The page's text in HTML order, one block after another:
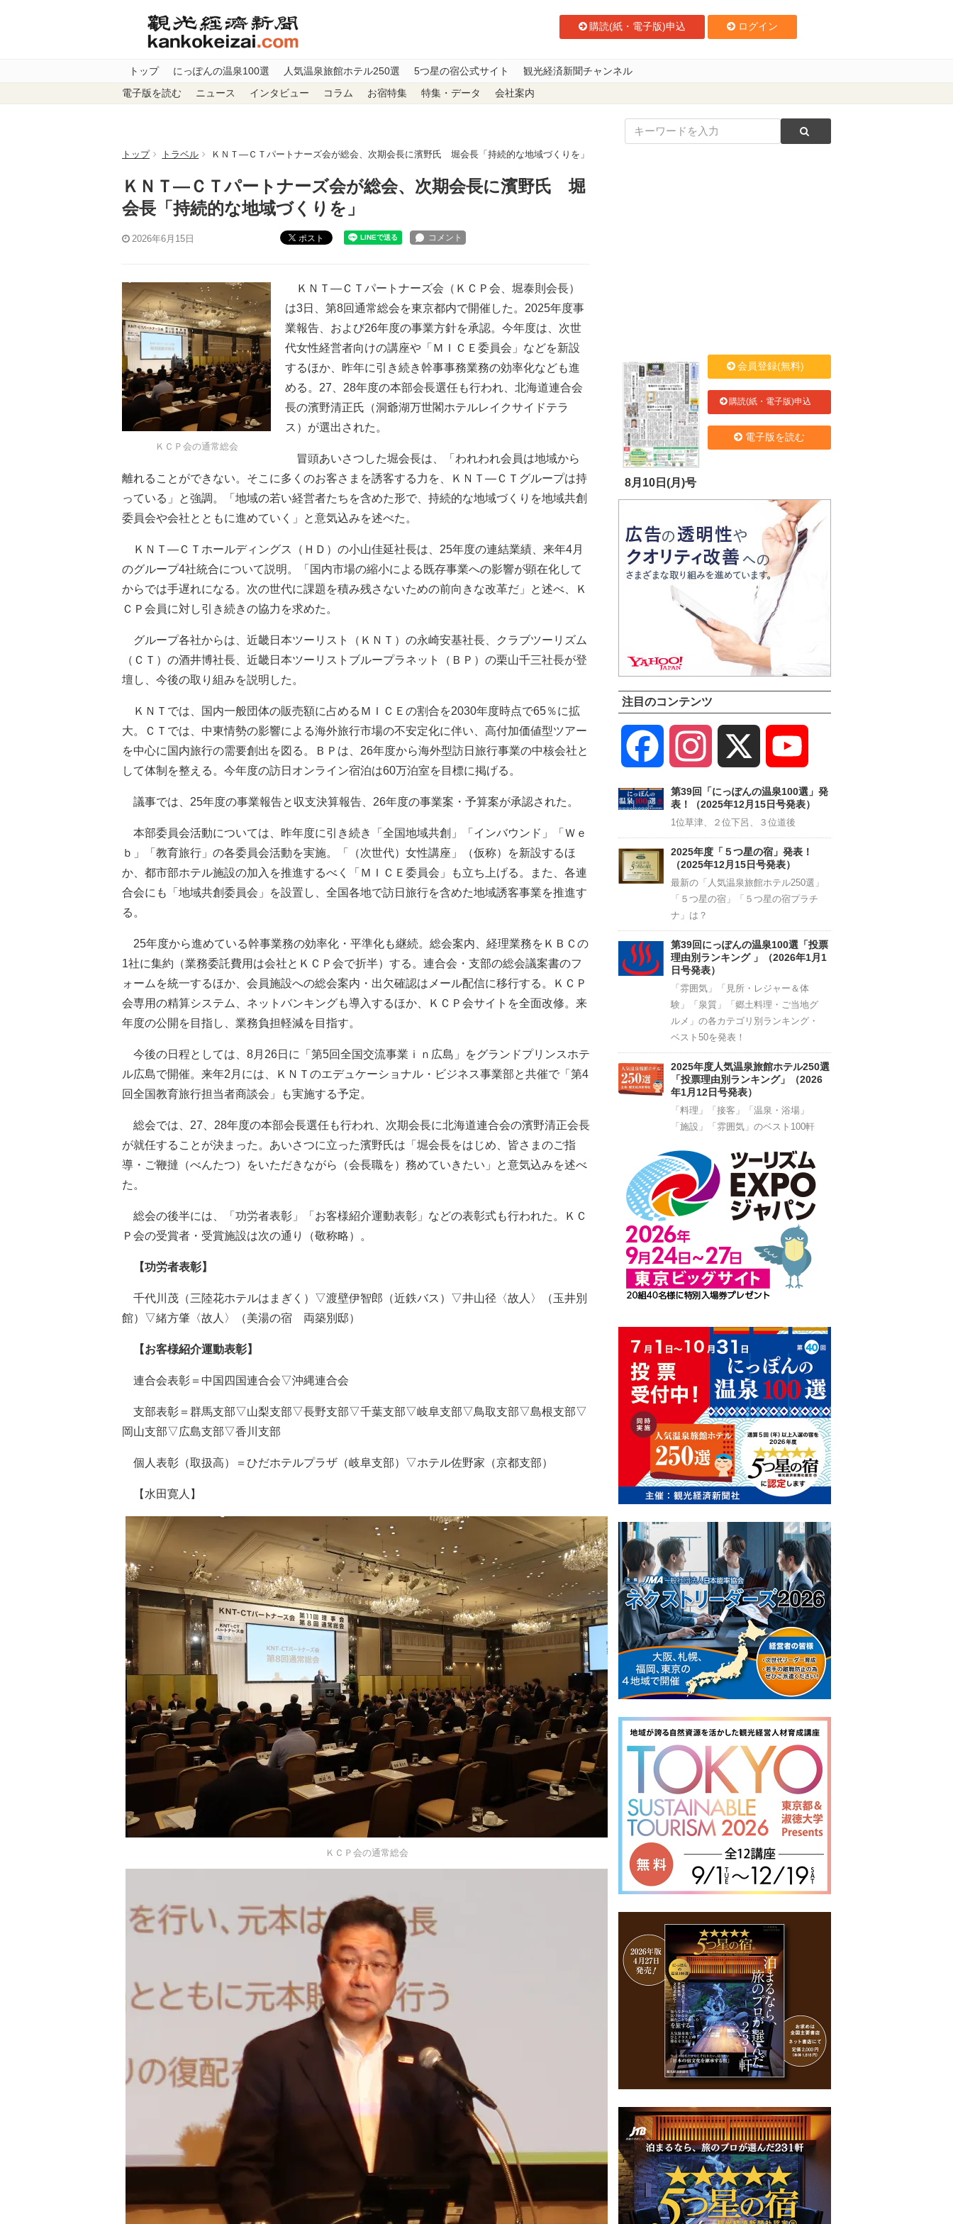
購読(紙・電子版)申込 ログイン
トップ にっぽんの温泉100選 人気温泉旅館ホテル250選 5つ星の宿公式サイト 観光経済新聞チャンネル
電子版を読む ニュース インタビュー コラム お宿特集 特集・データ 会社案内
トップ トラベル ＫＮＴ―ＣＴパートナーズ会が総会、次期会長に濱野氏 堀会長「持続的な地域づくりを」
ＫＮＴ―ＣＴパートナーズ会が総会、次期会長に濱野氏 堀
会長「持続的な地域づくりを」
2026年6月15日 ポスト
ＫＣＰ会の通常総会
ＫＮＴ―ＣＴパートナーズ会（ＫＣＰ会、堀泰則会長）
は3日、第8回通常総会を東京都内で開催した。2025年度事
業報告、および26年度の事業方針を承認。今年度は、次世
代女性経営者向けの講座や「ＭＩＣＥ委員会」などを新設
するほか、昨年に引き続き幹事事務業務の効率化なども進
める。27、28年度の本部会長選任も行われ、北海道連合会
長の濱野清正氏（洞爺湖万世閣ホテルレイクサイドテラ
ス）が選出された。
冒頭あいさつした堀会長は、「われわれ会員は地域から
離れることができない。そこに多くのお客さまを誘客する力を、ＫＮＴ―ＣＴグループは持
っている」と強調。「地域の若い経営者たちを含めた形で、持続的な地域づくりを地域共創
委員会や会社とともに進めていく」と意気込みを述べた。
ＫＮＴ―ＣＴホールディングス（ＨＤ）の小山佳延社長は、25年度の連結業績、来年4月
のグループ4社統合について説明。「国内市場の縮小による既存事業への影響が顕在化して
からでは手遅れになる。次の世代に課題を積み残さないための前向きな改革だ」と述べ、Ｋ
ＣＰ会員に対し引き続きの協力を求めた。
グループ各社からは、近畿日本ツーリスト（ＫＮＴ）の永崎安基社長、クラブツーリズム
（ＣＴ）の酒井博社長、近畿日本ツーリストブループラネット（ＢＰ）の栗山千三社長が登
壇し、今後の取り組みを説明した。
ＫＮＴでは、国内一般団体の販売額に占めるＭＩＣＥの割合を2030年度時点で65％に拡
大。ＣＴでは、中東情勢の影響による海外旅行市場の不安定化に伴い、高付加価値型ツアー
を中心に国内旅行の需要創出を図る。ＢＰは、26年度から海外型訪日旅行事業の中核会社と
して体制を整える。今年度の訪日オンライン宿泊は60万泊室を目標に掲げる。
議事では、25年度の事業報告と収支決算報告、26年度の事業案・予算案が承認された。
本部委員会活動については、昨年度に引き続き「全国地域共創」「インバウンド」「Ｗｅ
ｂ」「教育旅行」の各委員会活動を実施。「（次世代）女性講座」（仮称）を新設するほ
か、都市部ホテル施設の加入を推進するべく「ＭＩＣＥ委員会」も立ち上げる。また、各連
合会にも「地域共創委員会」を設置し、全国各地で訪日旅行を含めた地域誘客事業を推進す
る。
25年度から進めている幹事業務の効率化・平準化も継続。総会案内、経理業務をＫＢＣの
1社に集約（業務委託費用は会社とＫＣＰ会で折半）する。連合会・支部の総会議案書のフ
ォームを統一するほか、会員施設への総会案内・出欠確認はメール配信に移行する。ＫＣＰ
会専用の精算システム、ネットバンキングも導入するほか、ＫＣＰ会サイトを全面改修。来
年度の公開を目指し、業務負担軽減を目指す。
今後の日程としては、8月26日に「第5回全国交流事業ｉｎ広島」をグランドプリンスホテ
ル広島で開催。来年2月には、ＫＮＴのエデュケーショナル・ビジネス事業部と共催で「第4
回全国教育旅行担当者商談会」も実施する予定。
総会では、27、28年度の本部会長選任も行われ、次期会長に北海道連合会の濱野清正会長
が就任することが決まった。あいさつに立った濱野氏は「堀会長をはじめ、皆さまのご指
導・ご鞭撻（べんたつ）をいただきながら（会長職を）務めていきたい」と意気込みを述べ
た。
総会の後半には、「功労者表彰」「お客様紹介運動表彰」などの表彰式も行われた。ＫＣ
Ｐ会の受賞者・受賞施設は次の通り（敬称略）。
【功労者表彰】
千代川茂（三陸花ホテルはまぎく）▽渡壁伊智郎（近鉄バス）▽井山径〈故人〉（玉井別
館）▽緒方肇〈故人〉（美湯の宿 両築別邸）
【お客様紹介運動表彰】
連合会表彰＝中国四国連合会▽沖縄連合会
支部表彰＝群馬支部▽山梨支部▽長野支部▽千葉支部▽岐阜支部▽鳥取支部▽島根支部▽
岡山支部▽広島支部▽香川支部
個人表彰（取扱高）＝ひだホテルプラザ（岐阜支部）▽ホテル佐野家（京都支部）
【水田寛人】
ＫＣＰ会の通常総会
8月10日(月)号
会員登録(無料)
購読(紙・電子版)申込
電子版を読む
注目のコンテンツ
Facebook Instagram
Channel
第39回「にっぽんの温泉100選」発
表！（2025年12月15日号発表）
1位草津、２位下呂、３位道後
2025年度「５つ星の宿」発表！
（2025年12月15日号発表）
最新の「人気温泉旅館ホテル250選」
「５つ星の宿」「５つ星の宿プラチ
ナ」は？
第39回にっぽんの温泉100選「投票
理由別ランキング 」（2026年1月1
日号発表）
「雰囲気」「見所・レジャー＆体
験」「泉質」「郷土料理・ご当地グ
ルメ」の各カテゴリ別ランキング・
ベスト50を発表！
2025年度人気温泉旅館ホテル250選
「投票理由別ランキング」（2026
年1月12日号発表）
「料理」「接客」「温泉・浴場」
「施設」「雰囲気」のベスト100軒